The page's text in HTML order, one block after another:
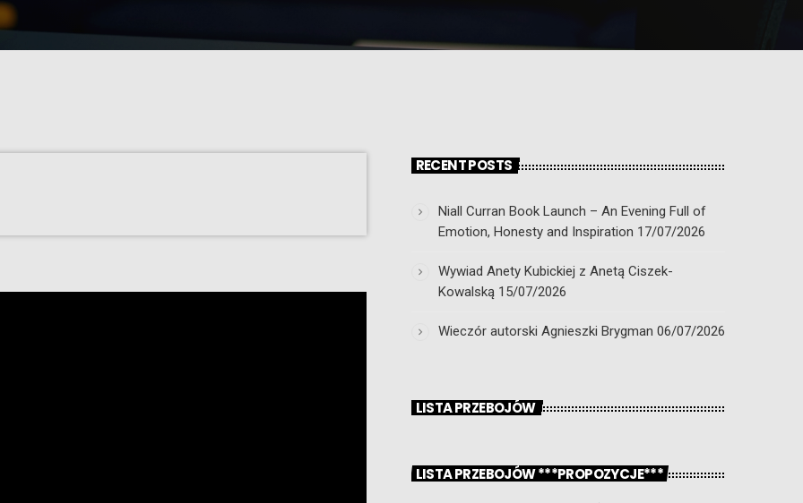
RECENT POSTS
Niall Curran Book Launch – An Evening Full of
Emotion, Honesty and Inspiration 17/07/2026
Wywiad Anety Kubickiej z Anetą Ciszek-
Kowalską 15/07/2026
Wieczór autorski Agnieszki Brygman 06/07/2026
LISTA PRZEBOJÓW
LISTA PRZEBOJÓW ***PROPOZYCJE***